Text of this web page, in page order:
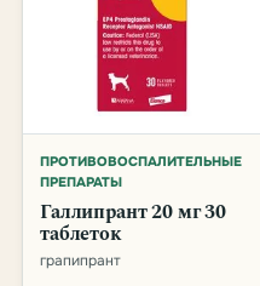
ПРОТИВОВОСПАЛИТЕЛЬНЫЕ
ПРЕПАРАТЫ
Галлипрант 20 мг 30
таблеток
грапипрант